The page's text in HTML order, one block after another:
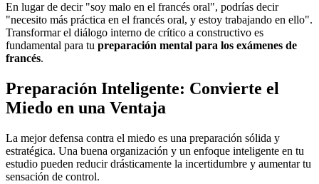
En lugar de decir "soy malo en el francés oral", podrías decir
"necesito más práctica en el francés oral, y estoy trabajando en ello".
Transformar el diálogo interno de crítico a constructivo es
fundamental para tu preparación mental para los exámenes de
francés.
Preparación Inteligente: Convierte el
Miedo en una Ventaja
La mejor defensa contra el miedo es una preparación sólida y
estratégica. Una buena organización y un enfoque inteligente en tu
estudio pueden reducir drásticamente la incertidumbre y aumentar tu
sensación de control.